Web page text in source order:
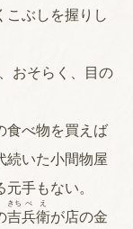
ぶしを握りし
おそらく、目の
食べ物を買えば
続いた小間物屋
手もない。
吉
きち
兵
べ
衛
え
が店の金